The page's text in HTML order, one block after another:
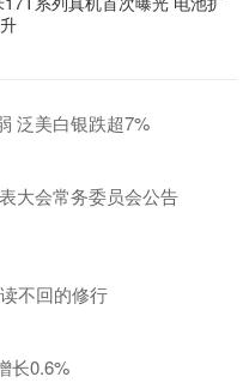
泛美白银跌超7%
表大会常务委员会公告
不回的修行
长0.6%